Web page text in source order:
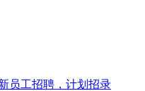
员工招聘，计划招录